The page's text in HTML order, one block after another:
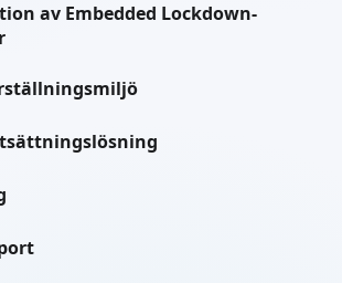
av Embedded Lockdown-